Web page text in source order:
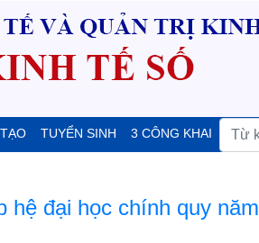
TUYỂN SINH 3 CÔNG KHAI
hệ đại học chính quy năm